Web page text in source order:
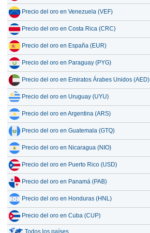
Precio del oro en Venezuela (VEF)
Precio del oro en Costa Rica (CRC)
Precio del oro en España (EUR)
Precio del oro en Paraguay (PYG)
Precio del oro en Emiratos Árabes Unidos (AED)
Precio del oro en Uruguay (UYU)
Precio del oro en Argentina (ARS)
Precio del oro en Guatemala (GTQ)
Precio del oro en Nicaragua (NIO)
Precio del oro en Puerto Rico (USD)
Precio del oro en Panamá (PAB)
Precio del oro en Honduras (HNL)
Precio del oro en Cuba (CUP)